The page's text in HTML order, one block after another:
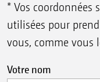
* Vos coordonnées
utilisées pour
vous, comme vous
Votre nom